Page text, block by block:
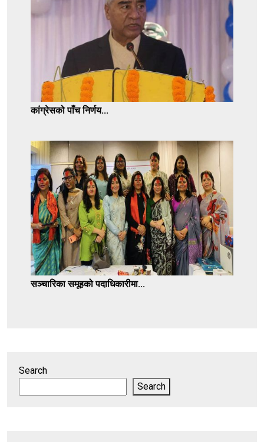
कांग्रेसको पाँच निर्णय...
सञ्चारिका समूहको पदाधिकारीमा...
Search
Search